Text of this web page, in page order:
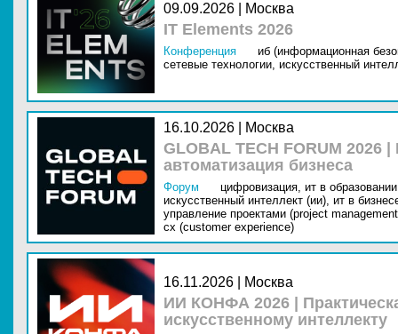
09.09.2026 | Москва
IT Elements 2026
Конференция
иб (информационная
сетевые технологии, искусственный
16.10.2026 | Москва
GLOBAL TECH FORUM
автоматизация бизнеса
Форум цифровизация, ит в
искусственный интеллект (ии), ит в
управление проектами (project
cx (customer experience)
16.11.2026 | Москва
ИИ КОНФА 2026 |
искусственному интеллекту